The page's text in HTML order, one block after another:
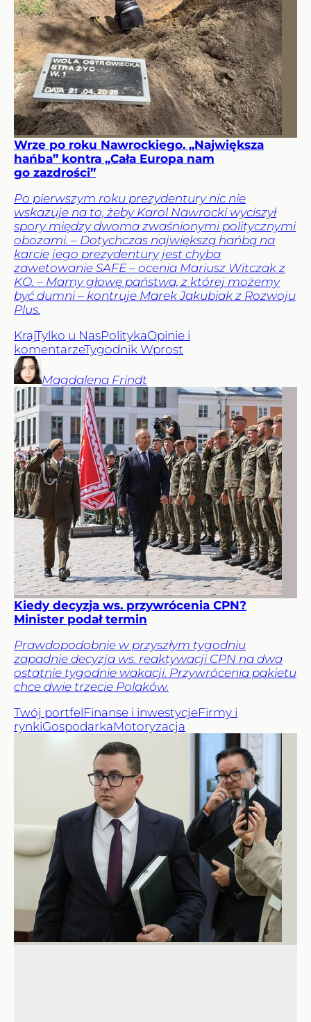
Wrze po roku Nawrockiego. „Największa
hańba” kontra „Cała Europa nam
go zazdrości”
Po pierwszym roku prezydentury nic nie
wskazuje na to, żeby Karol Nawrocki wyciszył
spory między dwoma zwaśnionymi politycznymi
obozami. – Dotychczas największą hańbą na
karcie jego prezydentury jest chyba
zawetowanie SAFE – ocenia Mariusz Witczak z
KO. – Mamy głowę państwa, z której możemy
być dumni – kontruje Marek Jakubiak z Rozwoju
Plus.
KrajTylko u NasPolitykaOpinie i
komentarzeTygodnik Wprost
Magdalena Frindt
Kiedy decyzja ws. przywrócenia CPN?
Minister podał termin
Prawdopodobnie w przyszłym tygodniu
zapadnie decyzja ws. reaktywacji CPN na dwa
ostatnie tygodnie wakacji. Przywrócenia pakietu
chce dwie trzecie Polaków.
Twój portfelFinanse i inwestycjeFirmy i
rynkiGospodarkaMotoryzacja